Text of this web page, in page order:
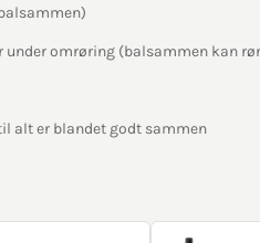
omrøring (balsammen kan
alt er blandet godt sammen